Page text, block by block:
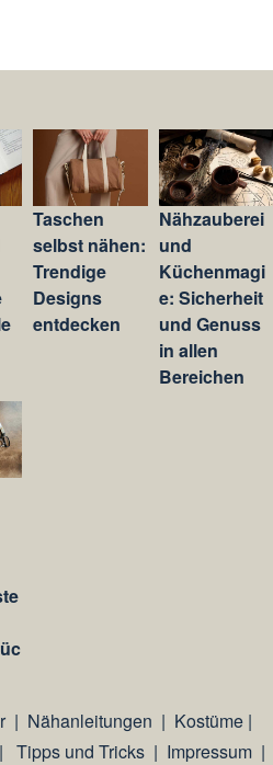
Taschen
selbst nähen:
Trendige
Designs
entdecken
Nähzauberei
und
Küchenmagi
e: Sicherheit
und Genuss
in allen
Bereichen
| Nähanleitungen | Kostüme|
| Tipps und Tricks| Impressum|